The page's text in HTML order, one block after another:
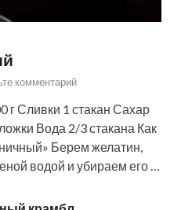
комментарий
г Сливки 1 стакан Сахар
Вода 2/3 стакана Как
Берем желатин,
водой и убираем его …